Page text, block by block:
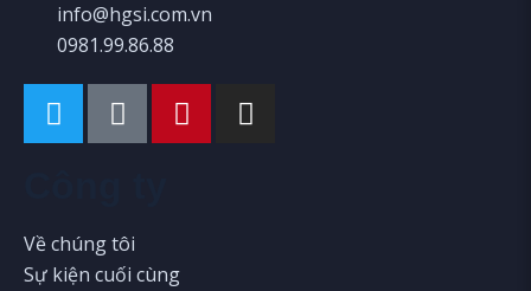
info@hgsi.com.vn
0981.99.86.88
Về chúng tôi
Sự kiện cuối cùng